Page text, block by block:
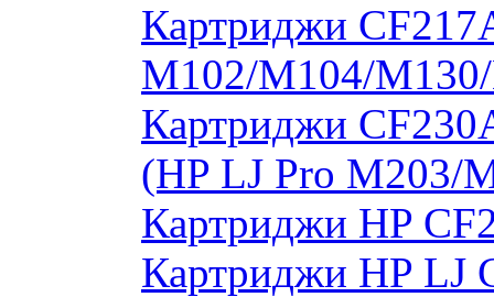
Картриджи
M102/M104/
Картриджи
(HP LJ Pro M203/
Картриджи HP
Картриджи HP LJ